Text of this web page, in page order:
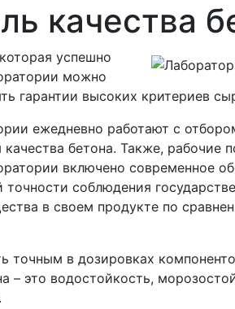
качества
успешно
можно
гарантии высоких критериев
ежедневно работают с
бетона. Также, рабочие
включено современное
соблюдения
в своем продукте по
в дозировках
– это водостойкость,